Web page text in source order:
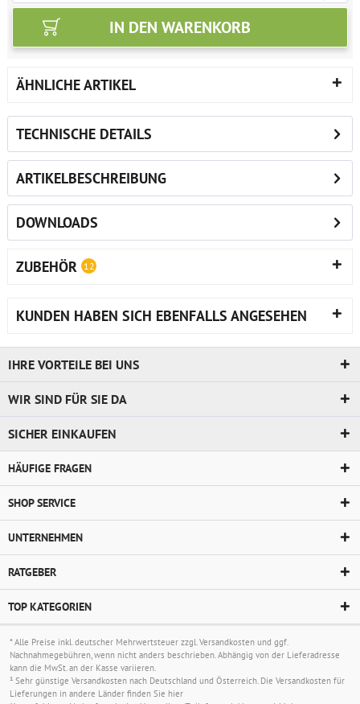
IN DEN WARENKORB
ÄHNLICHE ARTIKEL
TECHNISCHE DETAILS
ARTIKELBESCHREIBUNG
DOWNLOADS
ZUBEHÖR 12
KUNDEN HABEN SICH EBENFALLS ANGESEHEN
IHRE VORTEILE BEI UNS
WIR SIND FÜR SIE DA
SICHER EINKAUFEN
HÄUFIGE FRAGEN
SHOP SERVICE
UNTERNEHMEN
RATGEBER
TOP KATEGORIEN
* Alle Preise inkl. deutscher Mehrwertsteuer zzgl.Versandkosten und ggf.
Nachnahmegebühren, wenn nicht anders beschrieben. Abhängig von der Lieferadresse
kann die MwSt. an der Kasse variieren.
¹ Sehr günstige Versandkosten nach Deutschland und Österreich. Die Versandkosten für
Lieferungen in andere Länder finden Sie hier